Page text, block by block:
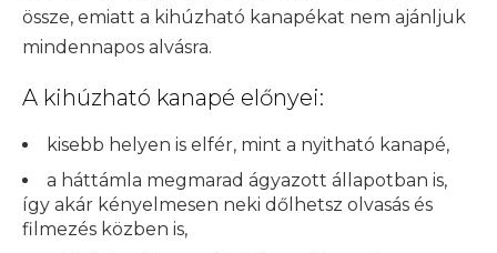
össze, emiatt a kihúzható kanapékat nem ajánljuk
mindennapos alvásra.
A kihúzható kanapé előnyei:
kisebb helyen is elfér, mint a nyitható kanapé,
a háttámla megmarad ágyazott állapotban is,
így akár kényelmesen neki dőlhetsz olvasás és
filmezés közben is,